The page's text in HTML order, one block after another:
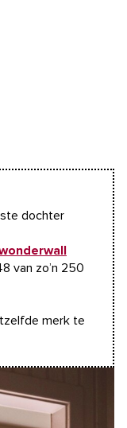
dochter
van zo’n 250
merk te